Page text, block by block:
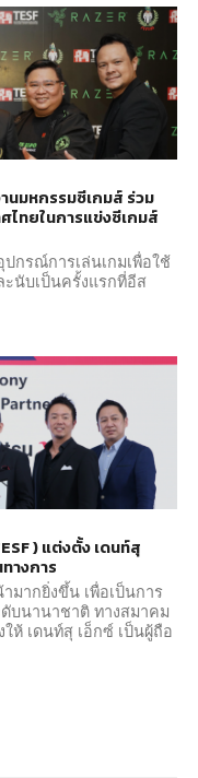
นมหกรรมซีเกมส์ ร่วม
ทยในการแข่งซีเกมส์
กรณ์การเล่นเกมเพื่อใช้
นับเป็นครั้งแรกที่อีส
) แต่งตั้ง เดนท์สุ
างการ
มากยิ่งขึ้น เพื่อเป็นการ
บนานาชาติ ทางสมาคม
ห้ เดนท์สุ เอ็กซ์ เป็นผู้ถือ